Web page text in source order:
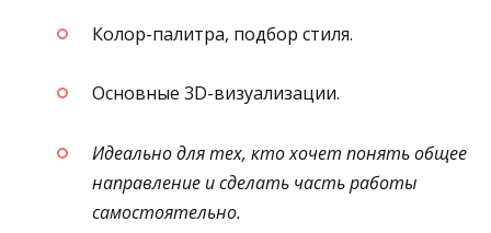
Колор-палитра, подбор стиля.
Основные 3D-визуализации.
Идеально для тех, кто хочет понять общее
направление и сделать часть работы
самостоятельно.